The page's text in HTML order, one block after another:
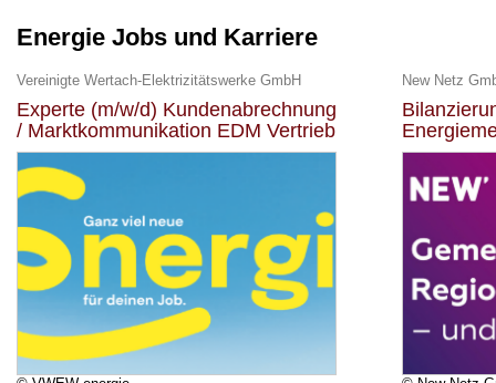
Energie Jobs und Karriere
Vereinigte Wertach-Elektrizitätswerke GmbH
Experte (m/w/d) Kundenabrechnung
/ Marktkommunikation EDM Vertrieb
New Netz